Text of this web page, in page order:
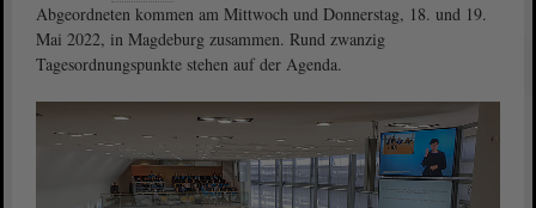
Abgeordneten kommen am Mittwoch und Donnerstag, 18. und 19.
Mai 2022, in Magdeburg zusammen. Rund zwanzig
Tagesordnungspunkte stehen auf der Agenda.